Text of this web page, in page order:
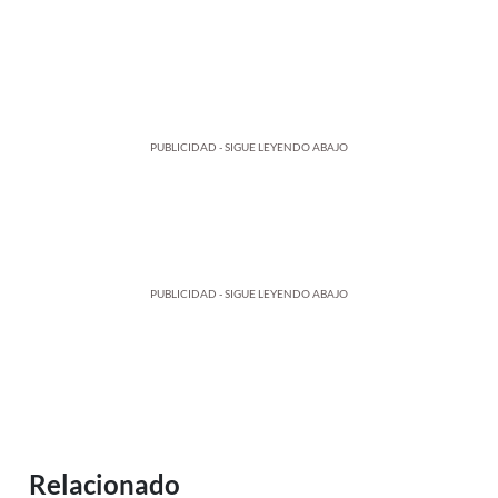
PUBLICIDAD - SIGUE LEYENDO ABAJO
PUBLICIDAD - SIGUE LEYENDO ABAJO
Relacionado